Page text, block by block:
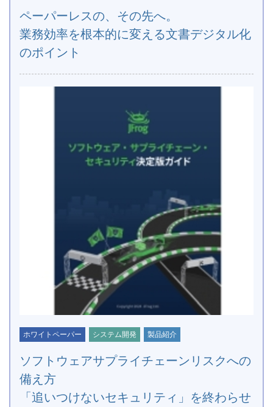
ペーパーレスの、その先へ。
業務効率を根本的に変える文書デジタル化
のポイント
ホワイトペーパー システム開発 製品紹介
ソフトウェアサプライチェーンリスクへの
備え方
「追いつけないセキュリティ」を終わらせ